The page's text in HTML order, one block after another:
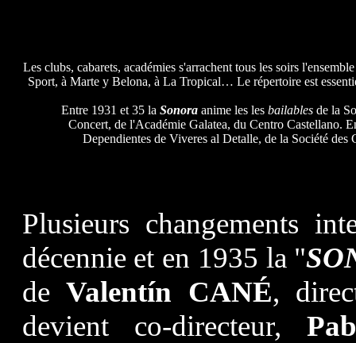
Les clubs, cabarets, académies s'arrachent tous les soirs
Sport, à Marte y Belona, à La Tropical… Le répertoire est
Entre 1931 et 35 la Sonoraanime les les bailablesde la
Concert, de l'Académie Galatea, du Centro Castellano.
Dependientes de Viveres al Detalle, de la Société
Plusieurs changements
décennie et en 1935 la "
de Valentín CANÉ,
devient co-directeur,